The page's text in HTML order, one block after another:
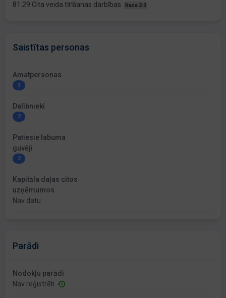
81.29 Cita veida tīrīšanas darbības Nace 2.0
Saistītas personas
Amatpersonas
3
Dalībnieki
2
Patiesie labuma
guvēji
2
Kapitāla daļas citos
uzņēmumos
Nav datu
Parādi
Nodokļu parādi
Nav reģistrēti